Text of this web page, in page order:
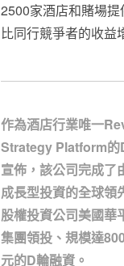
2500家酒店和賭場
比同行競爭者的收益
作為酒店行業唯一
Strategy Platform的
宣佈，該公司完成了
成長型投資的全球領
股權投資公司美國華
集團領投、規模達
元的D輪融資。